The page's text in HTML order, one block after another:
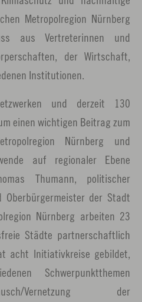
Metropolregion Nürnberg
aus Vertreterinnen und
der Wirtschaft,
Institutionen.
und derzeit 130
einen wichtigen Beitrag zum
Nürnberg und
auf regionaler Ebene
Thumann, politischer
Oberbürgermeister der Stadt
Nürnberg arbeiten 23
Städte partnerschaftlich
acht Initiativkreise gebildet,
Schwerpunktthemen
Vernetzung der